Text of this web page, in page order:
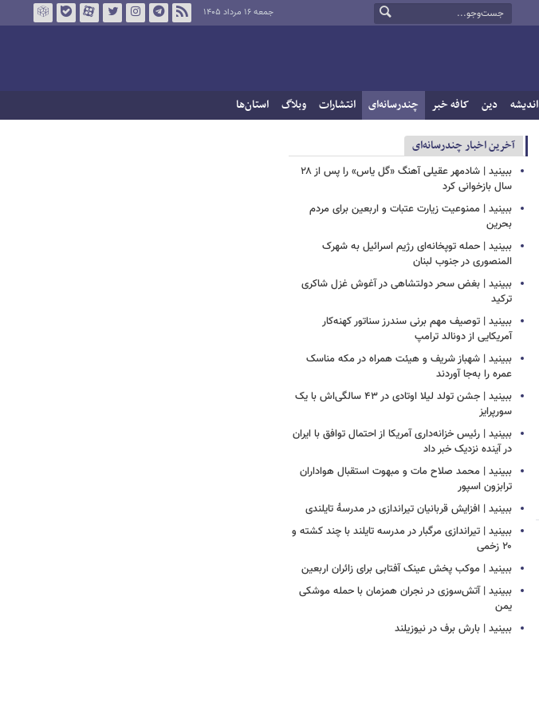
جمعه ۱۶ مرداد ۱۴۰۵
اندیشه دین کافه خبر چندرسانه‌ای انتشارات وبلاگ استان‌ها
آخرین اخبار چندرسانه‌ای
ببینید | شادمهر عقیلی آهنگ «گل یاس» را پس از ۲۸
سال بازخوانی کرد
ببینید | ممنوعیت زیارت عتبات و اربعین برای مردم
بحرین
ببینید | حمله توپخانه‌ای رژیم اسرائیل به شهرک
المنصوری در جنوب لبنان
ببینید | بغض سحر دولتشاهی در آغوش غزل شاکری
ترکید
ببینید | توصیف مهم برنی سندرز سناتور کهنه‌کار
آمریکایی از دونالد ترامپ
ببینید | شهباز شریف و هیئت همراه در مکه مناسک
عمره را به‌جا آوردند
ببینید | جشن تولد لیلا اوتادی در ۴۳ سالگی‌اش با یک
سورپرایز
ببینید | رئیس خزانه‌داری آمریکا از احتمال توافق با ایران
در آینده نزدیک خبر داد
ببینید | محمد صلاح مات و مبهوت استقبال هواداران
ترابزون اسپور
ببینید | افزایش قربانیان تیراندازی در مدرسۀ تایلندی
ببینید | تیراندازی مرگبار در مدرسه‌ تایلند با چند کشته و
۲۰ زخمی
ببینید | موکب پخش عینک آفتابی برای زائران اربعین
ببینید | آتش‌سوزی در نجران همزمان با حمله موشکی
یمن
ببینید | بارش برف در نیوزیلند